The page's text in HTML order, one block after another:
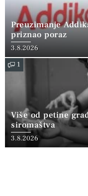
Preuzimanje
priznao poraz
3.8.2026
1
Više od petine
siromaštva
3.8.2026